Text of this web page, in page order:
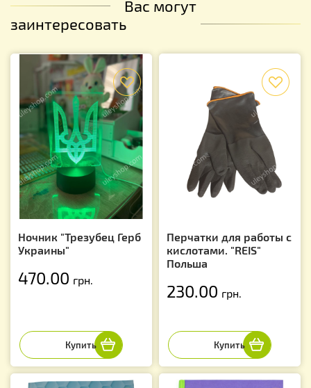
Вас могут
заинтересовать
Ночник "Трезубец Герб
Украины"
470.00 грн.
Перчатки для работы с
кислотами. "REIS"
Польша
230.00 грн.